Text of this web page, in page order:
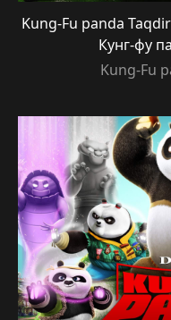
Kung-Fu panda
Кунг-фу
Kung-Fu